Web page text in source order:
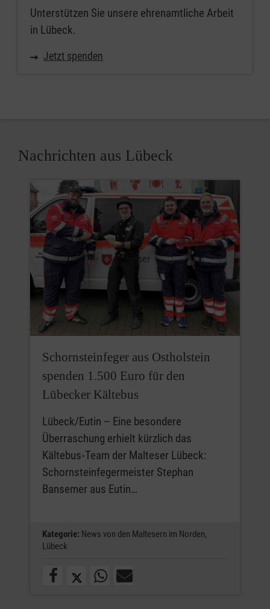
Unterstützen Sie unsere ehrenamtliche Arbeit
in Lübeck.
Jetzt spenden
Nachrichten aus Lübeck
Schornsteinfeger aus Ostholstein
spenden 1.500 Euro für den
Lübecker Kältebus
Lübeck/Eutin – Eine besondere
Überraschung erhielt kürzlich das
Kältebus‑Team der Malteser Lübeck:
Schornsteinfegermeister Stephan
Bansemer aus Eutin…
Kategorie: News von den Maltesern im Norden,
Lübeck